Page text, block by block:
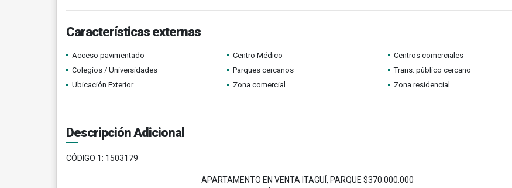
Características externas
Acceso pavimentado Centro Médico
Centros comerciales
Colegios / Universidades
Parques cercanos
Trans. público cercano
Ubicación Exterior
Zona comercial Zona residencial
Descripción Adicional
CÓDIGO 1: 1503179
APARTAMENTO EN VENTA ITAGUÍ, PARQUE $370.000.000